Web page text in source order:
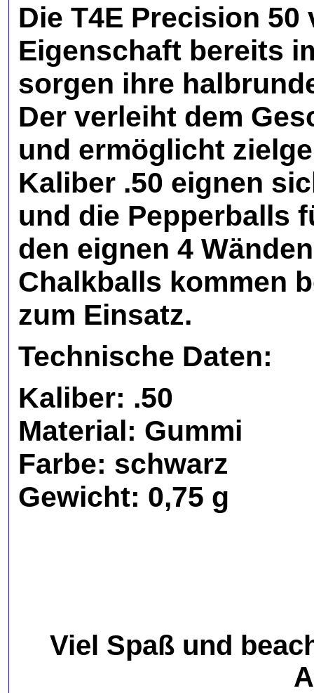
Die T4E Precision
Eigenschaft bereits
sorgen ihre
Der verleiht dem
und ermöglicht
Kaliber .50 eignen
und die Pepperballs
den eignen 4
Chalkballs kommen
zum Einsatz.
Technische Daten:
Kaliber: .50
Material: Gummi
Farbe: schwarz
Gewicht: 0,75 g
Viel Spaß und